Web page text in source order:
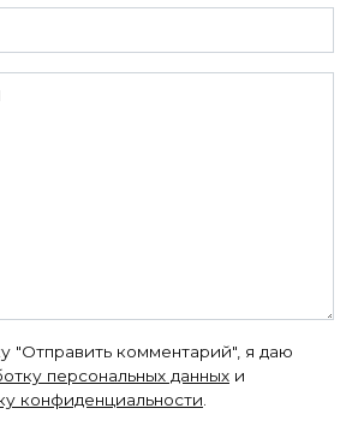
"Отправить комментарий", я даю
персональных данных и
конфиденциальности